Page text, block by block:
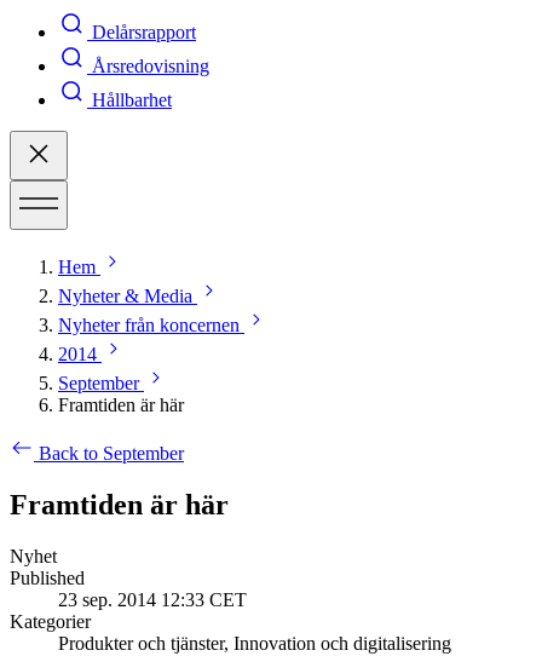
Delårsrapport
Årsredovisning
Hållbarhet
Hem
Nyheter & Media
Nyheter från koncernen
2014
September
Framtiden är här
Back to September
Framtiden är här
Nyhet
Published
23 sep. 2014 12:33 CET
Kategorier
Produkter och tjänster, Innovation och digitalisering